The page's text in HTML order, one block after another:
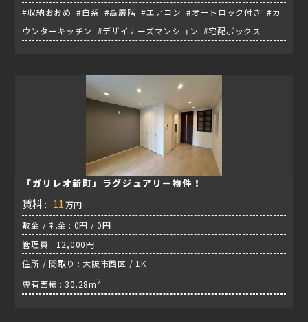
#収納おおめ #白系 #高層階 #エアコン #オートロック付き #カ
ウンターキッチン #デザイナーズマンション #宅配ボックス
「ガリレオ新町」ラグジュアリー物件！
賃料 : 11 万円
敷金 / 礼金 : 0円 / 0円
管理費 : 12,000円
住所 / 間取り : 大阪市西区 / 1K
専有面積 : 30.28m2